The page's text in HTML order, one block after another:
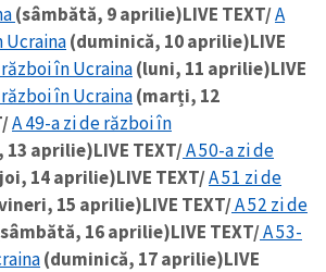
(sâmbătă, 9 aprilie)LIVE TEXT/A
Ucraina(duminică, 10 aprilie)LIVE
în Ucraina(luni, 11 aprilie)LIVE
în Ucraina(marți, 12
A 49-a zi de război în
13 aprilie)LIVE TEXT/A 50-a zi de
14 aprilie)LIVE TEXT/A 51 zi de
15 aprilie)LIVE TEXT/A 52 zi de
16 aprilie)LIVE TEXT/A 53-
(duminică, 17 aprilie)LIVE